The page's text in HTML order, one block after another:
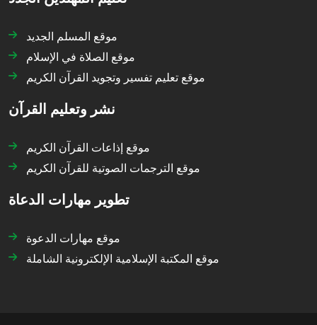
موقع المسلم الجديد
موقع الصلاة في الإسلام
موقع تعليم تفسير وتجويد القرآن الكريم
نشر وتعليم القرآن
موقع إذاعات القرآن الكريم
موقع الترجمات الصوتية للقرآن الكريم
تطوير مهارات الدعاة
موقع مهارات الدعوة
موقع المكتبة الإسلامية الإلكترونية الشاملة